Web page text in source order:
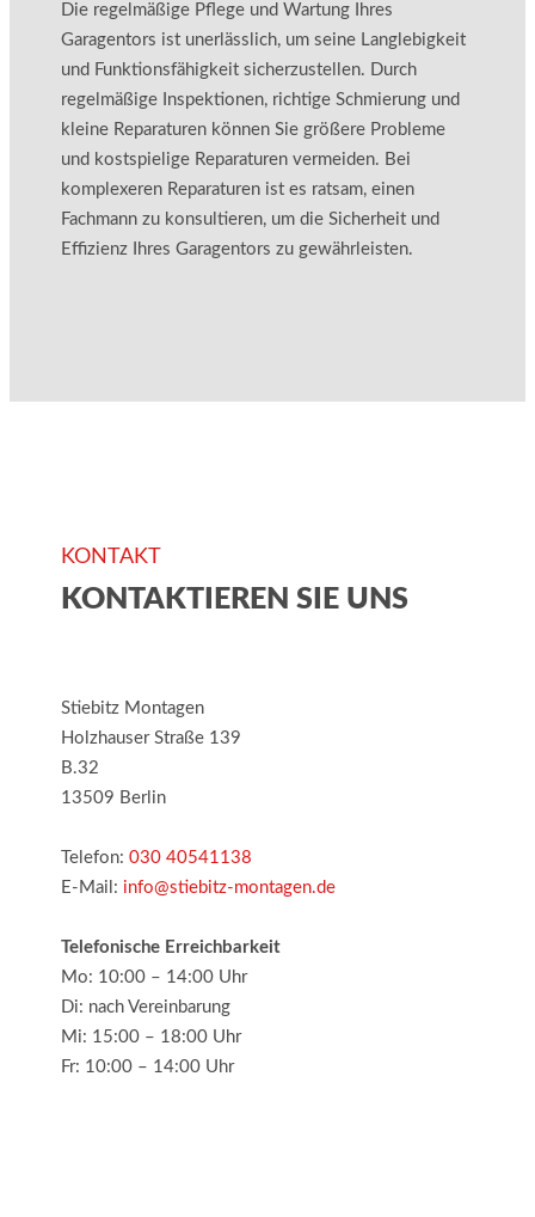
Die regelmäßige Pflege und Wartung Ihres
Garagentors ist unerlässlich, um seine Langlebigkeit
und Funktionsfähigkeit sicherzustellen. Durch
regelmäßige Inspektionen, richtige Schmierung und
kleine Reparaturen können Sie größere Probleme
und kostspielige Reparaturen vermeiden. Bei
komplexeren Reparaturen ist es ratsam, einen
Fachmann zu konsultieren, um die Sicherheit und
Effizienz Ihres Garagentors zu gewährleisten.
KONTAKT
KONTAKTIEREN SIE UNS
Stiebitz Montagen
Holzhauser Straße 139
B.32
13509 Berlin
Telefon:030 40541138
E-Mail: info@stiebitz-montagen.de
Telefonische Erreichbarkeit
Mo: 10:00 – 14:00 Uhr
Di: nach Vereinbarung
Mi: 15:00 – 18:00 Uhr
Fr: 10:00 – 14:00 Uhr